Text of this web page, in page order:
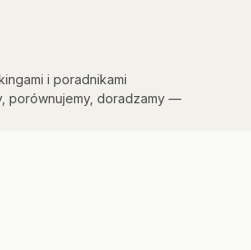
i poradnikami
porównujemy, doradzamy —